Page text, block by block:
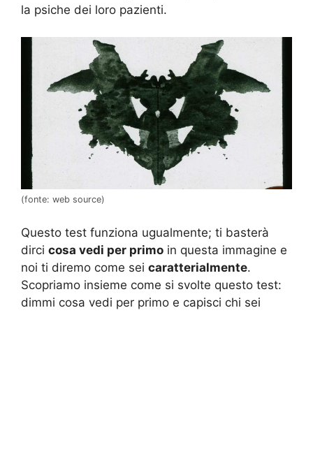
la psiche dei loro pazienti.
(fonte: web source)
Questo test funziona ugualmente; ti basterà
dirci cosa vedi per primo in questa immagine e
noi ti diremo come sei caratterialmente.
Scopriamo insieme come si svolte questo test:
dimmi cosa vedi per primo e capisci chi sei